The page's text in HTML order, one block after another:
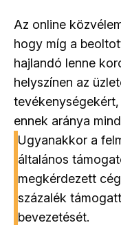
Az online
hogy míg a
hajlandó lenne
helyszínen az
ennek aránya
Ugyanakkor a
általános
megkérdezett
százalék
bevezetését.